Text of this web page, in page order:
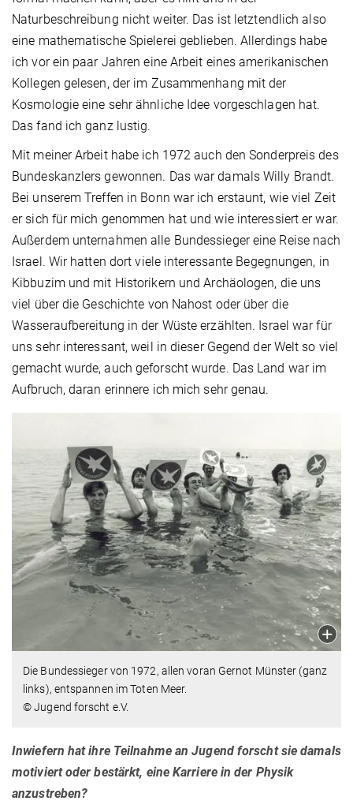
Naturbeschreibung nicht weiter. Das ist letztendlich also
eine mathematische Spielerei geblieben. Allerdings habe
ich vor ein paar Jahren eine Arbeit eines amerikanischen
Kollegen gelesen, der im Zusammenhang mit der
Kosmologie eine sehr ähnliche Idee vorgeschlagen hat.
Das fand ich ganz lustig.
Mit meiner Arbeit habe ich 1972 auch den Sonderpreis des
Bundeskanzlers gewonnen. Das war damals Willy Brandt.
Bei unserem Treffen in Bonn war ich erstaunt, wie viel Zeit
er sich für mich genommen hat und wie interessiert er war.
Außerdem unternahmen alle Bundessieger eine Reise nach
Israel. Wir hatten dort viele interessante Begegnungen, in
Kibbuzim und mit Historikern und Archäologen, die uns
viel über die Geschichte von Nahost oder über die
Wasseraufbereitung in der Wüste erzählten. Israel war für
uns sehr interessant, weil in dieser Gegend der Welt so viel
gemacht wurde, auch geforscht wurde. Das Land war im
Aufbruch, daran erinnere ich mich sehr genau.
Die Bundessieger von 1972, allen voran Gernot Münster (ganz
links), entspannen im Toten Meer.
© Jugend forscht e.V.
Inwiefern hat ihre Teilnahme an Jugend forscht sie damals
motiviert oder bestärkt, eine Karriere in der Physik
anzustreben?